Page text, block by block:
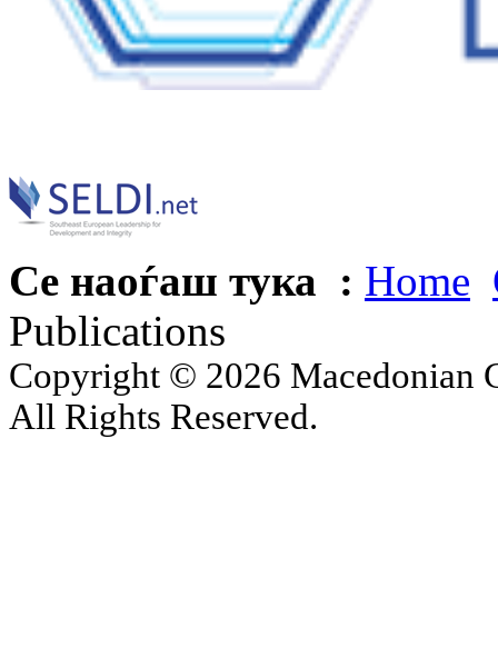
Се наоѓаш тука : Home
Publications
Copyright © 2026 Macedonian
All Rights Reserved.